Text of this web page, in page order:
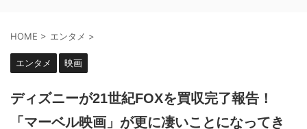
HOME > エンタメ >
エンタメ 映画
ディズニーが21世紀FOXを買収完了報告！
「マーベル映画」が更に凄いことになってき